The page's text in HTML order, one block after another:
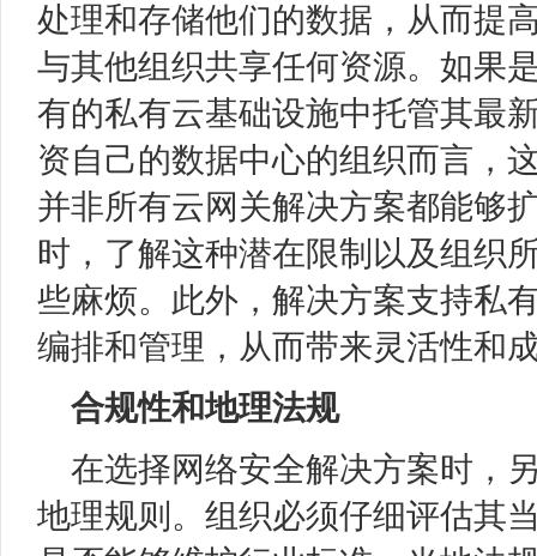
处理和存储他们的数据，从而提
与其他组织共享任何资源。如果
有的私有云基础设施中托管其最
资自己的数据中心的组织而言，
并非所有云网关解决方案都能够
时，了解这种潜在限制以及组织
些麻烦。此外，解决方案支持私
编排和管理，从而带来灵活性和
合规性和地理法规
在选择网络安全解决方案时，
地理规则。组织必须仔细评估其